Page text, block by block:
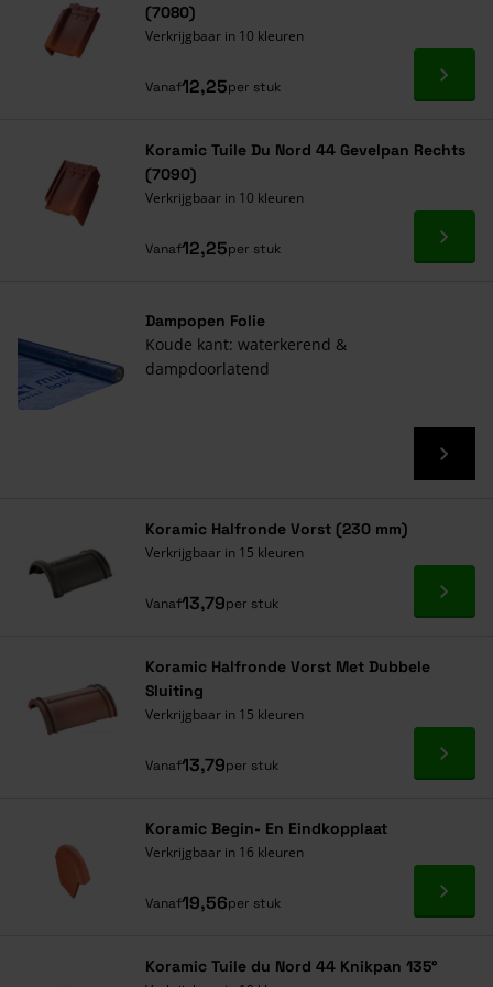
(7080)
Verkrijgbaar in 10 kleuren
Vanaf12,25per stuk Ga
Koramic Tuile Du Nord 44 Gevelpan Rechts
(7090)
Verkrijgbaar in 10 kleuren
Vanaf12,25per stuk Ga
Dampopen Folie
Koude kant: waterkerend &
dampdoorlatend
Koramic Halfronde Vorst (230 mm)
Verkrijgbaar in 15 kleuren
Vanaf13,79per stuk Ga
Koramic Halfronde Vorst Met Dubbele
Sluiting
Verkrijgbaar in 15 kleuren
Vanaf13,79per stuk Ga
Koramic Begin- En Eindkopplaat
Verkrijgbaar in 16 kleuren
Vanaf19,56per stuk Ga
Koramic Tuile du Nord 44 Knikpan 135°